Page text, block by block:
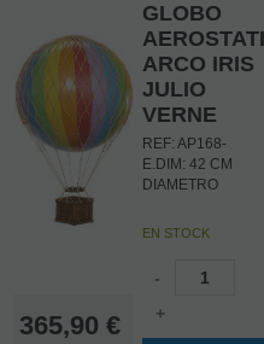
365,90 €
GLOBO
ARCO IRIS
JULIO
VERNE
REF: AP168-
E.DIM: 42 CM
DIAMETRO
EN STOCK
-
+